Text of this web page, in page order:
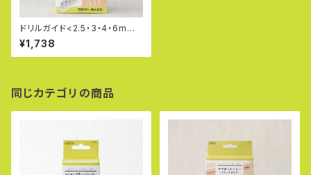
ドリルガイド<2.5・3・4・6mm
用> 71-142
¥1,738
同じカテゴリの商品